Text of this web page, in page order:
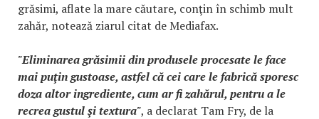
grăsimi, aflate la mare căutare, conţin în schimb mult
zahăr, notează ziarul citat de Mediafax.
"Eliminarea grăsimii din produsele procesate le face
mai puţin gustoase, astfel că cei care le fabrică sporesc
doza altor ingrediente, cum ar fi zahărul, pentru a le
recrea gustul şi textura", a declarat Tam Fry, de la